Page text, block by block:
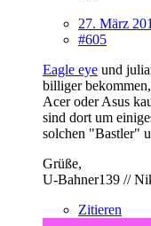
27. März
#605
Eagle eye und
billiger
Acer oder Asus
sind dort um
solchen "Bastler"
Grüße,
U-Bahner139 //
Zitieren